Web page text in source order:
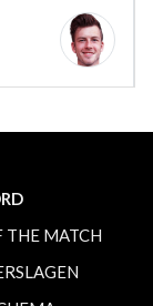
THE MATCH